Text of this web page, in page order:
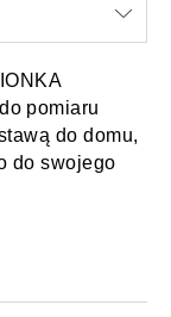
pomiaru
do domu,
do swojego